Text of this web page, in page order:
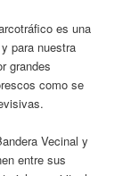
es una
para nuestra
grandes
como se
Vecinal y
entre sus